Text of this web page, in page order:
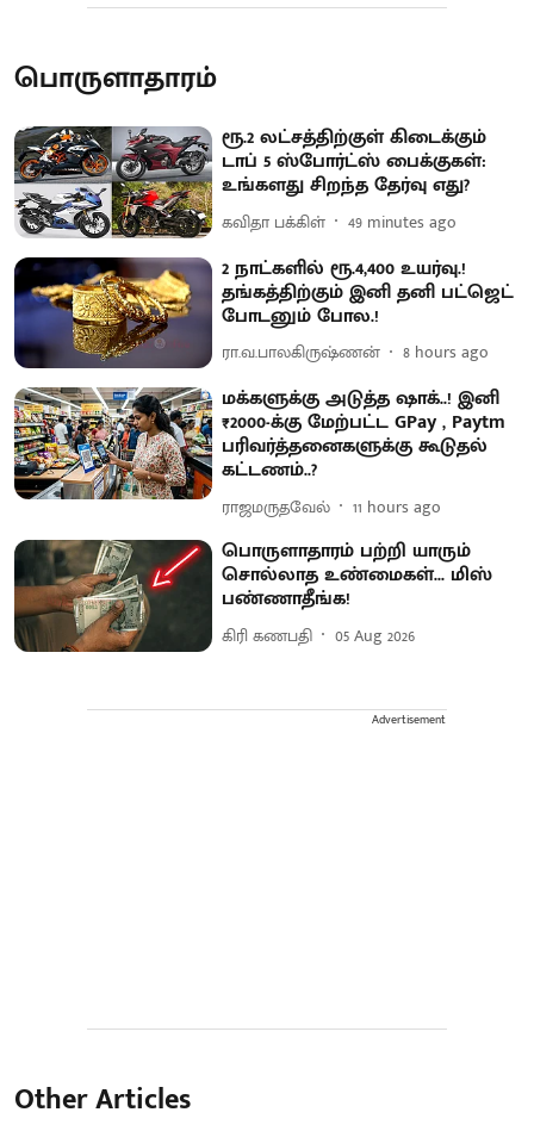
பொருளாதாரம்
ரூ.2 லட்சத்திற்குள் கிடைக்கும்
டாப் 5 ஸ்போர்ட்ஸ் பைக்குகள்:
உங்களது சிறந்த தேர்வு எது?
கவிதா பக்கிள் 49 minutes ago
2 நாட்களில் ரூ.4,400 உயர்வு.!
தங்கத்திற்கும் இனி தனி பட்ஜெட்
போடனும் போல.!
ரா.வ.பாலகிருஷ்ணன் 8 hours ago
மக்களுக்கு அடுத்த ஷாக்..! இனி
₹2000-க்கு மேற்பட்ட GPay , Paytm
பரிவர்த்தனைகளுக்கு கூடுதல்
கட்டணம்..?
ராஜமருதவேல் 11 hours ago
பொருளாதாரம் பற்றி யாரும்
சொல்லாத உண்மைகள்... மிஸ்
பண்ணாதீங்க!
கிரி கணபதி 05 Aug 2026
Advertisement
Other Articles